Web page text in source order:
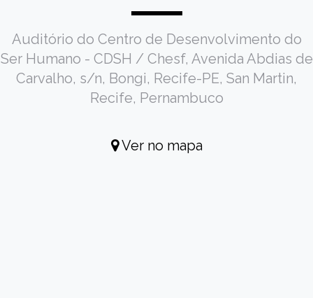
Auditório do Centro de Desenvolvimento do
Ser Humano - CDSH / Chesf, Avenida Abdias de
Carvalho, s/n, Bongi, Recife-PE, San Martin,
Recife, Pernambuco
Ver no mapa